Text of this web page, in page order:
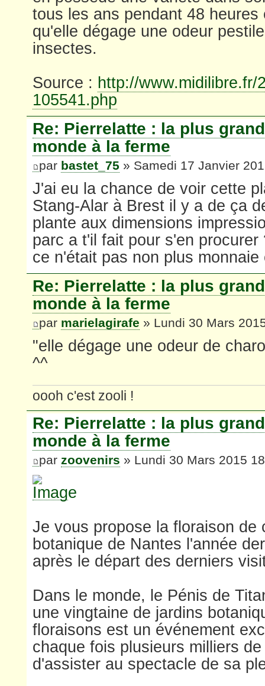
tous les ans pendant 48 heures
qu'elle dégage une odeur
insectes.
Source : http://www.midilibre.fr/
105541.php
Re: Pierrelatte : la plus
monde à la ferme
par bastet_75 » Samedi 17 Janvier
J'ai eu la chance de voir cette
Stang-Alar à Brest il y a de ça
plante aux dimensions
parc a t'il fait pour s'en procurer
ce n'était pas non plus monnaie
Re: Pierrelatte : la plus
monde à la ferme
par marielagirafe » Lundi 30 Mars
"elle dégage une odeur de
^^
oooh c'est zooli !
Re: Pierrelatte : la plus
monde à la ferme
par zoovenirs » Lundi 30 Mars 2015
Je vous propose la floraison de
botanique de Nantes l'année
après le départ des derniers
Dans le monde, le Pénis de
une vingtaine de jardins
floraisons est un événement
chaque fois plusieurs milliers
d'assister au spectacle de sa